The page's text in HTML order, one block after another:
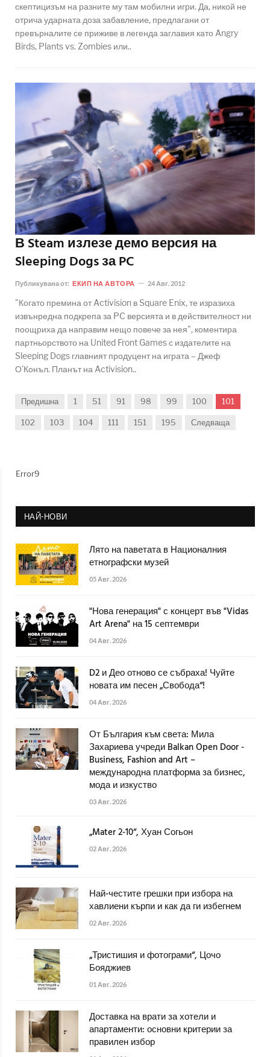
скептицизъм на разните му там мобилни игри. Да, никой не
отрича ударната доза забавление, предлагани от
превърналите се приживе в легенда заглавия като Angry
Birds, Plants vs. Zombies или..
В Steam излезе демо версия на
Sleeping Dogs за PC
Публикувана от: ЕКИП НА АВТОРА 24 Авг. 2012
"Когато премина от Activision в Square Enix, те изразиха
извънредна подкрепа за PC версията и в действителност ни
поощриха да направим нещо повече за нея", коментира
партньорството на United Front Games с издателите на
Sleeping Dogs главният продуцент на играта – Джеф
О'Конъл. Планът на Activision..
Предишна 1 51 91 98 99 100 101
102 103 104 111 151 195 Следваща
Error9
НАЙ-НОВИ
Лято на паветата в Националния
етнографски музей
05 Авг. 2026
"Нова генерация" с концерт във "Vidas
Art Arena" на 15 септември
04 Авг. 2026
D2 и Део отново се събраха! Чуйте
новата им песен „Свобода“!
04 Авг. 2026
От България към света: Мила
Захариева учреди Balkan Open Door -
Business, Fashion and Art –
международна платформа за бизнес,
мода и изкуство
03 Авг. 2026
„Mater 2-10“, Хуан Согьон
02 Авг. 2026
Най-честите грешки при избора на
хавлиени кърпи и как да ги избегнем
02 Авг. 2026
„Тристишия и фотограми“, Цочо
Бояджиев
01 Авг. 2026
Доставка на врати за хотели и
апартаменти: основни критерии за
правилен избор